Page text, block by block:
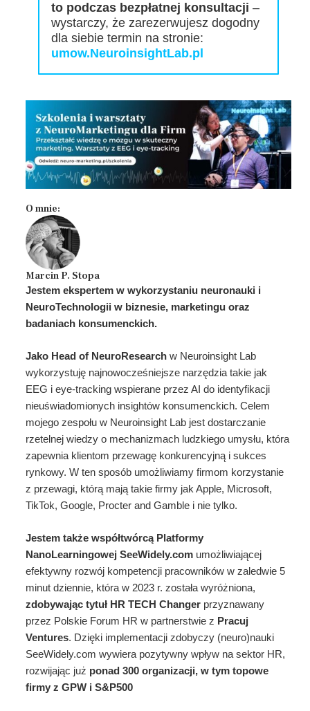
to podczas bezpłatnej konsultacji –
wystarczy, że zarezerwujesz dogodny
dla siebie termin na stronie:
umow.NeuroinsightLab.pl
O mnie:
Marcin P. Stopa
Jestem ekspertem w wykorzystaniu neuronauki i
NeuroTechnologii w biznesie, marketingu oraz
badaniach konsumenckich.
Jako Head of NeuroResearch w Neuroinsight Lab
wykorzystuję najnowocześniejsze narzędzia takie jak
EEG i eye-tracking wspierane przez AI do identyfikacji
nieuświadomionych insightów konsumenckich. Celem
mojego zespołu w Neuroinsight Lab jest dostarczanie
rzetelnej wiedzy o mechanizmach ludzkiego umysłu, która
zapewnia klientom przewagę konkurencyjną i sukces
rynkowy. W ten sposób umożliwiamy firmom korzystanie
z przewagi, którą mają takie firmy jak Apple, Microsoft,
TikTok, Google, Procter and Gamble i nie tylko.
Jestem także współtwórcą Platformy
NanoLearningowej SeeWidely.com umożliwiającej
efektywny rozwój kompetencji pracowników w zaledwie 5
minut dziennie, która w 2023 r. została wyróżniona,
zdobywając tytuł HR TECH Changer przyznawany
przez Polskie Forum HR w partnerstwie z Pracuj
Ventures. Dzięki implementacji zdobyczy (neuro)nauki
SeeWidely.com wywiera pozytywny wpływ na sektor HR,
rozwijając już ponad 300 organizacji, w tym topowe
firmy z GPW i S&P500